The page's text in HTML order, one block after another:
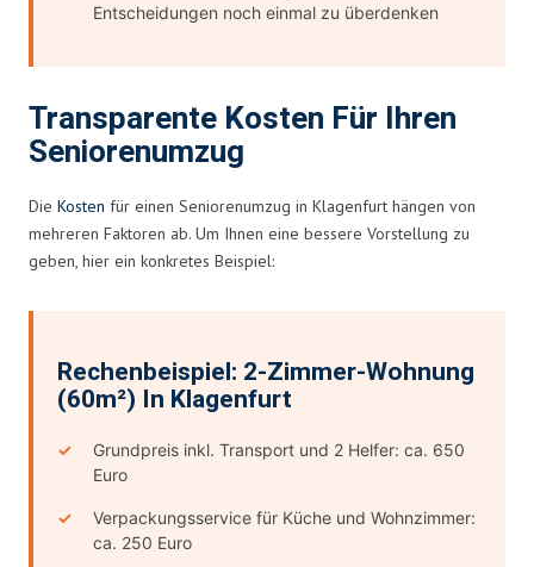
Entscheidungen noch einmal zu überdenken
Transparente Kosten Für Ihren
Seniorenumzug
Die Kosten für einen Seniorenumzug in Klagenfurt hängen von
mehreren Faktoren ab. Um Ihnen eine bessere Vorstellung zu
geben, hier ein konkretes Beispiel:
Rechenbeispiel: 2-Zimmer-Wohnung
(60m²) In Klagenfurt
Grundpreis inkl. Transport und 2 Helfer: ca. 650
Euro
Verpackungsservice für Küche und Wohnzimmer:
ca. 250 Euro